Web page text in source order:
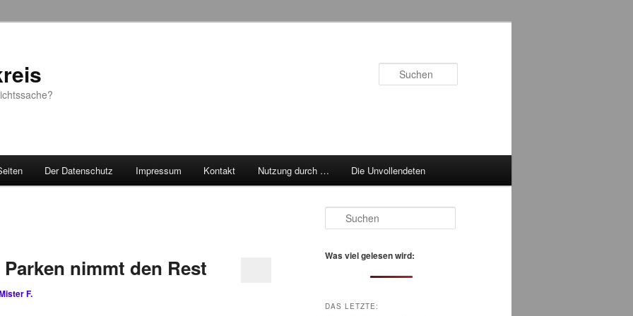
Der Datenschutz Impressum Kontakt Nutzung durch … Die Unvollendeten
nimmt den Rest
F.
u
h
Was viel gelesen wird:
DAS LETZTE: